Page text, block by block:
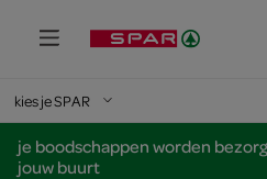
kies je SPAR
je boodschappen worden
jouw buurt